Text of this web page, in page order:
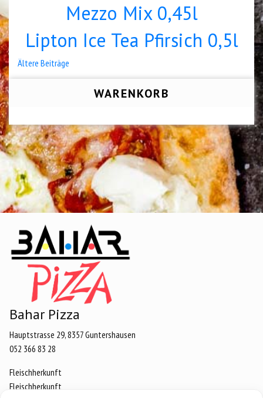
Mezzo Mix 0,45l
Lipton Ice Tea Pfirsich 0,5l
Beitragsnavigation
Ältere Beiträge
WARENKORB
Bahar Pizza
Hauptstrasse 29, 8357 Guntershausen
052 366 83 28
Fleischherkunft
Fleischherkunft